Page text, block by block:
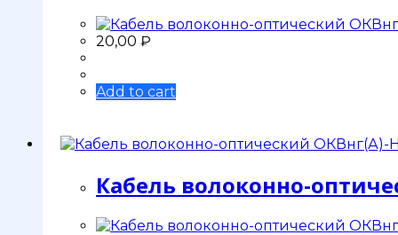
20,00 ₽
Add to cart
Кабель волоконно-